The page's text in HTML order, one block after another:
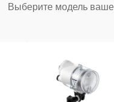
Выберите модель